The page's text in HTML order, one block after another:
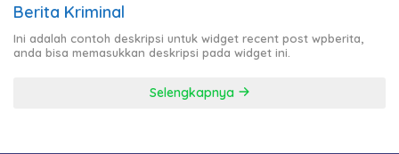
Berita Kriminal
Ini adalah contoh deskripsi untuk widget recent post wpberita,
anda bisa memasukkan deskripsi pada widget ini.
Selengkapnya